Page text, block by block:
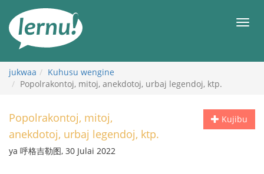
maudhui
jukwaa
Kuhusu wengine
Popolrakontoj, mitoj, anekdotoj, urbaj legendoj, ktp.
Kujibu
Popolrakontoj, mitoj,
anekdotoj, urbaj legendoj, ktp.
ya 呼格吉勒图, 30 Julai 2022